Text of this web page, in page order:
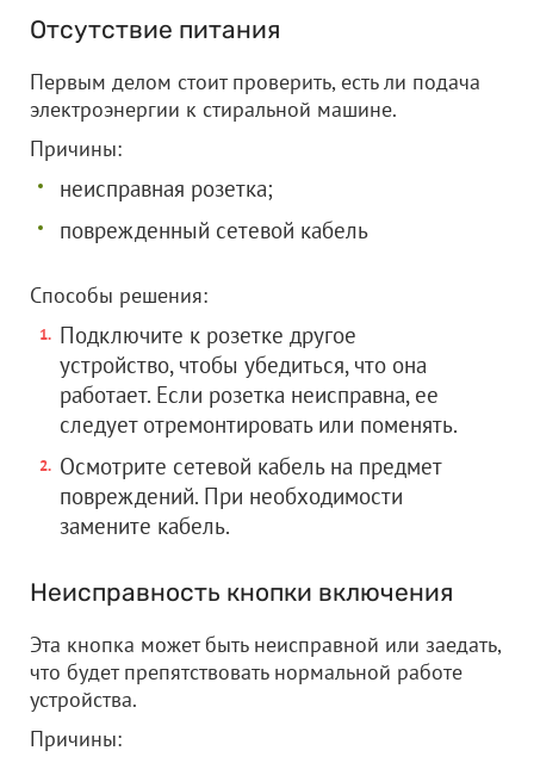
Отсутствие питания
Первым делом стоит проверить, есть ли подача
электроэнергии к стиральной машине.
Причины:
неисправная розетка;
поврежденный сетевой кабель
Способы решения:
Подключите к розетке другое
устройство, чтобы убедиться, что она
работает. Если розетка неисправна, ее
следует отремонтировать или поменять.
Осмотрите сетевой кабель на предмет
повреждений. При необходимости
замените кабель.
Неисправность кнопки включения
Эта кнопка может быть неисправной или заедать,
что будет препятствовать нормальной работе
устройства.
Причины: